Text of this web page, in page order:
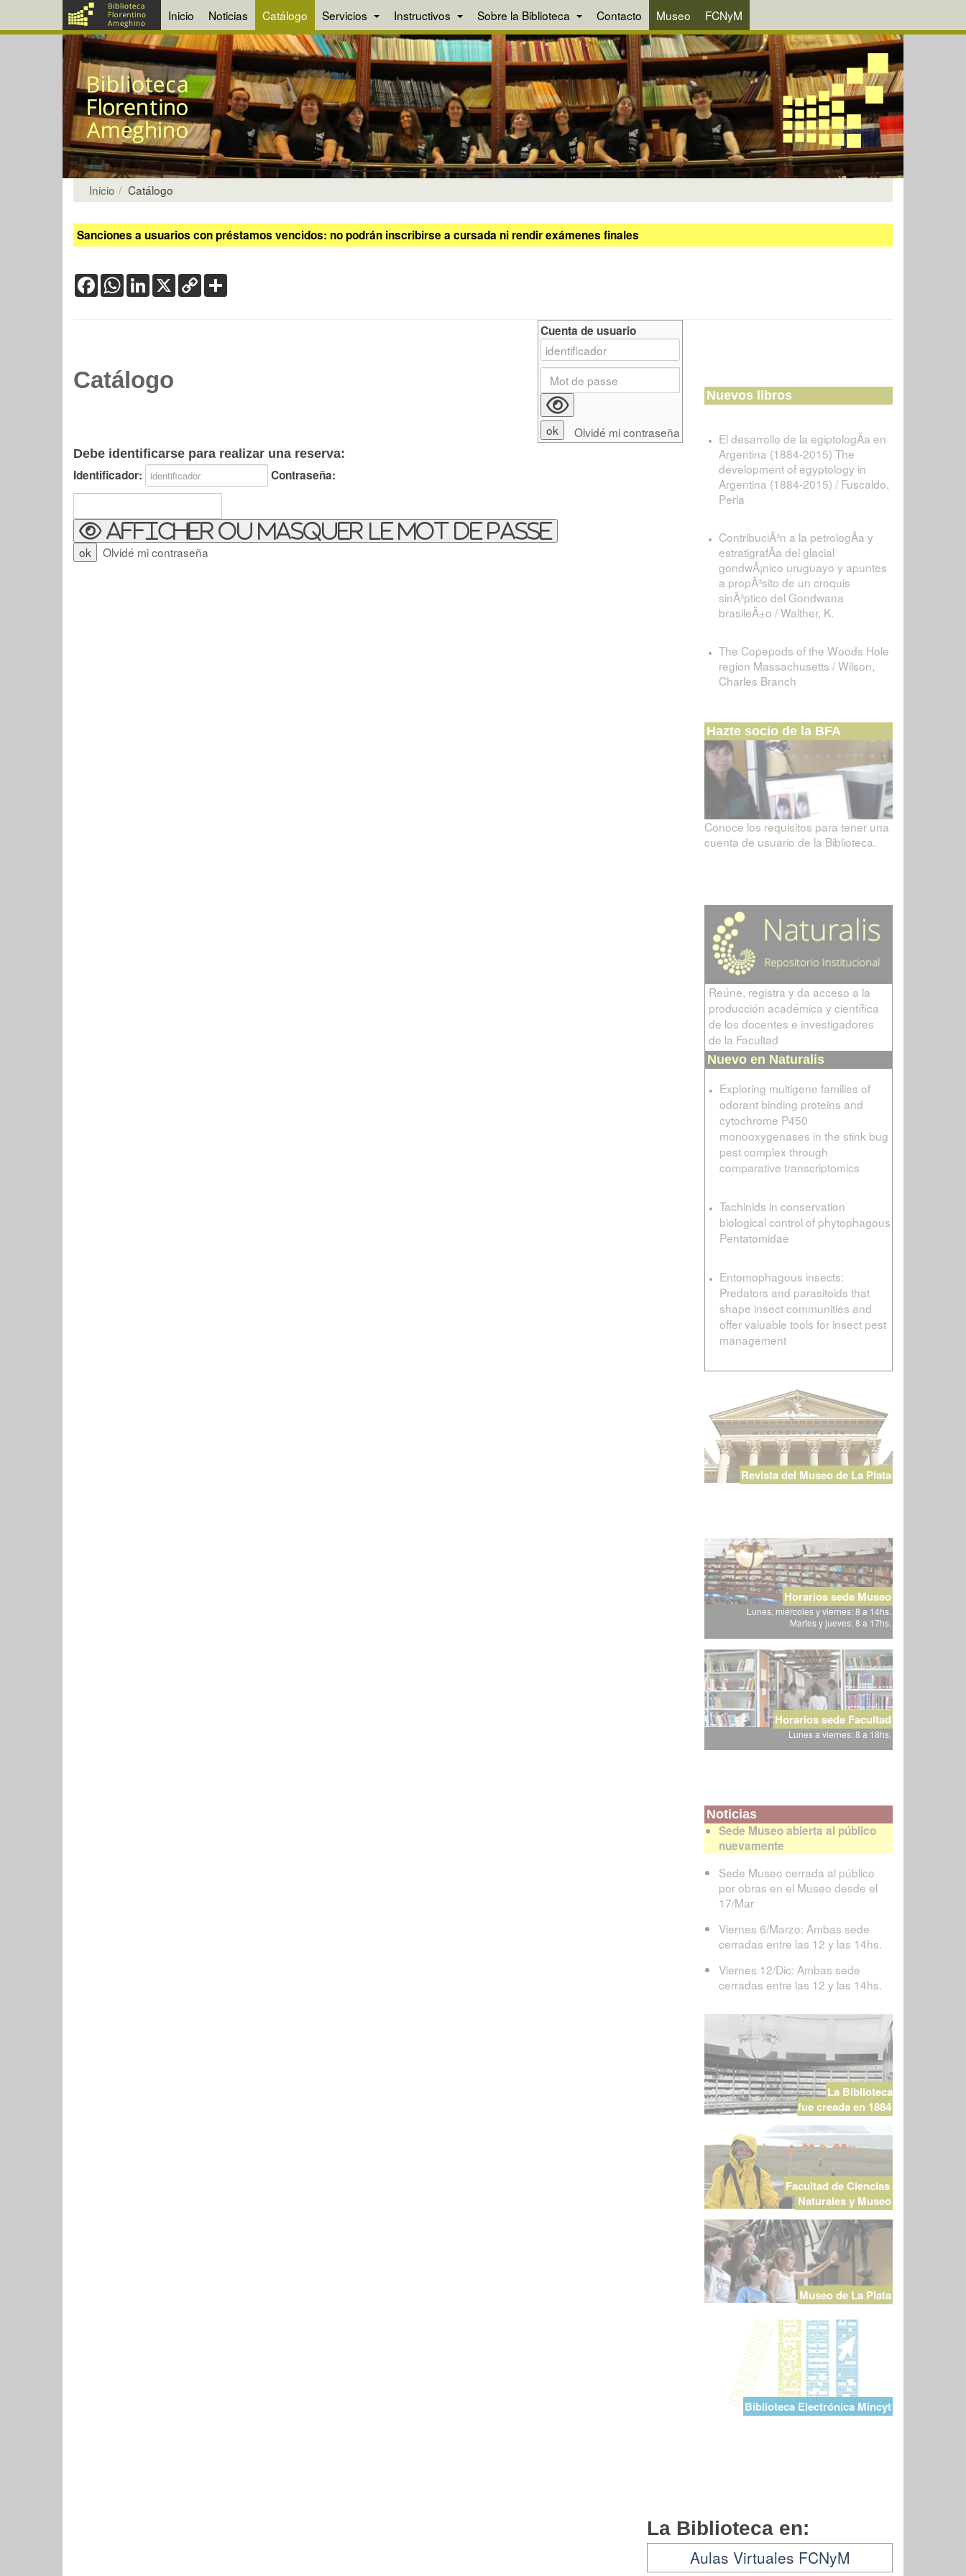
Inicio Noticias Catálogo Servicios Instructivos Sobre la Biblioteca Contacto Museo FCNyM
Inicio Catálogo
Sanciones a usuarios con préstamos vencidos: no podrán inscribirse a cursada ni rendir exámenes finales
FacebookWhatsApp
LinkedIn
X Copy
Link
Catálogo
Debe identificarse para realizar una reserva:
Identificador: Contraseña:
Afficher ou masquer le mot de passe
Olvidé mi contraseña
Cuenta de usuario
Olvidé mi contraseña
Nuevos libros
El desarrollo de la egiptologÃ­a en
Argentina (1884-2015) The
development of egyptology in
Argentina (1884-2015) / Fuscaldo,
Perla
ContribuciÃ³n a la petrologÃ­a y
estratigrafÃ­a del glacial
gondwÃ¡nico uruguayo y apuntes
a propÃ³sito de un croquis
sinÃ³ptico del Gondwana
brasileÃ±o / Walther, K.
The Copepods of the Woods Hole
region Massachusetts / Wilson,
Charles Branch
Hazte socio de la BFA
Conoce los requisitos para tener una
cuenta de usuario de la Biblioteca.
Reúne, registra y da acceso a la
producción académica y científica
de los docentes e investigadores
de la Facultad
Nuevo en Naturalis
Exploring multigene families of
odorant binding proteins and
cytochrome P450
monooxygenases in the stink bug
pest complex through
comparative transcriptomics
Tachinids in conservation
biological control of phytophagous
Pentatomidae
Entomophagous insects:
Predators and parasitoids that
shape insect communities and
offer valuable tools for insect pest
management
Revista del Museo de La Plata
Horarios sede Museo
Lunes, miércoles y viernes: 8 a 14hs.
Martes y jueves: 8 a 17hs.
Horarios sede Facultad
Lunes a viernes: 8 a 18hs.
Noticias
Sede Museo abierta al público
nuevamente
Sede Museo cerrada al público
por obras en el Museo desde el
17/Mar
Viernes 6/Marzo: Ambas sede
cerradas entre las 12 y las 14hs.
Viernes 12/Dic: Ambas sede
cerradas entre las 12 y las 14hs.
La Biblioteca
fue creada en 1884
Facultad de Ciencias
Naturales y Museo
Museo de La Plata
Biblioteca Electrónica Mincyt
La Biblioteca en:
Aulas Virtuales FCNyM